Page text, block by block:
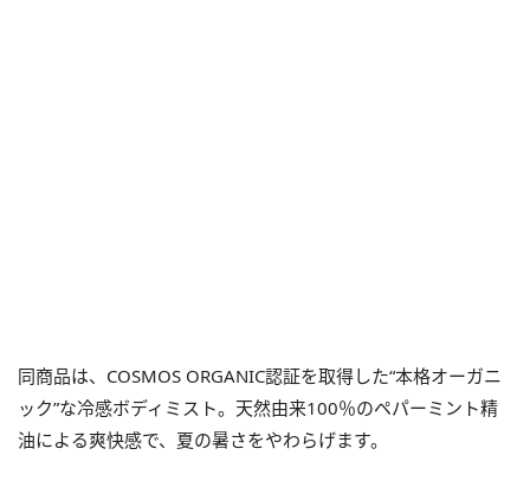
同商品は、COSMOS ORGANIC認証を取得した“本格オーガニ
ック”な冷感ボディミスト。天然由来100％のペパーミント精
油による爽快感で、夏の暑さをやわらげます。